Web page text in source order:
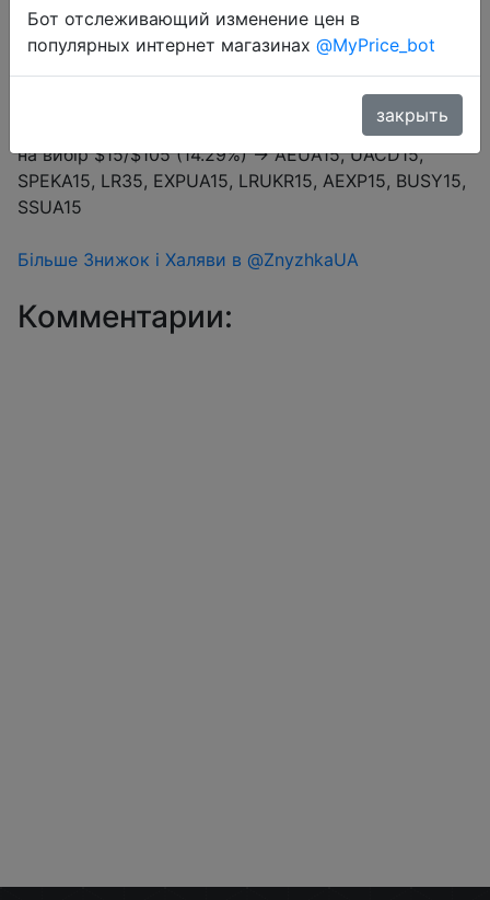
Перейти в магазин
Купон продавця $8 на сторінці товару + промокод
на вибір $15/$105 (14.29%) → AEUA15, UACD15,
SPEKA15, LR35, EXPUA15, LRUKR15, AEXP15, BUSY15,
SSUA15
Більше Знижок і Халяви в @ZnyzhkaUA
Комментарии:
Бот отслеживающий изменение цен в
популярных интернет магазинах @MyPrice_bot
закрыть